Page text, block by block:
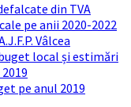
din TVA
pe anii 2020-2022
Vâlcea
local și estimări
pe anul 2019